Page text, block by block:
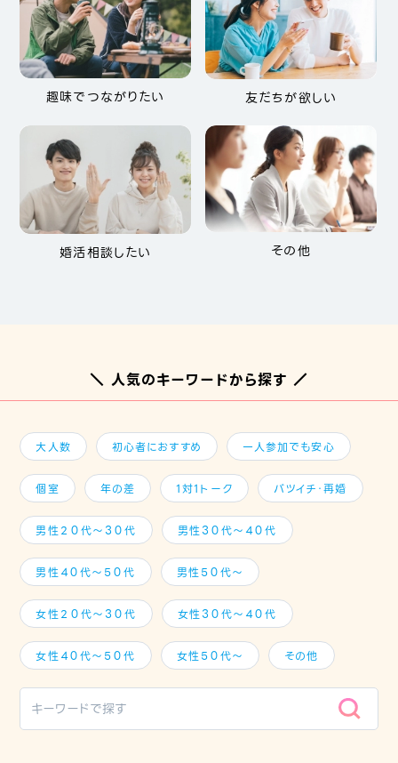
趣味でつながりたい 友だちが欲しい
婚活相談したい その他
＼ 人気のキーワードから探す ／
大人数 初心者におすすめ 一人参加でも安心
個室 年の差 1対1トーク バツイチ・再婚
男性２０代～３０代 男性３０代～４０代
男性４０代～５０代 男性５０代～
女性２０代～３０代 女性３０代～４０代
女性４０代～５０代 女性５０代～ その他